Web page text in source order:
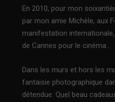
En 2010, pour mon
par mon amie Michèle, aux
manifestation
de Cannes pour le cinéma…
Dans les murs et hors les
fantaisie photographique
détendue. Quel beau